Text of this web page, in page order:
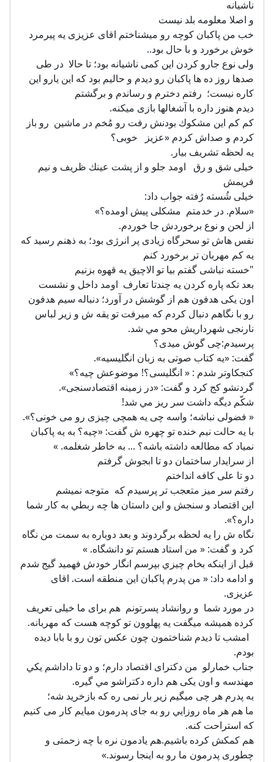
ناشیانه
و اصلا معلومه بلد نیست
خب من پاکبان کوچه رو میشناختم اقای عزیزی یه پیرمرد
خوش برخورد و با حال بود..
ولی نوع جارو كردن این كمى ناشيانه بود؛ تا حالا در طى
صدها روز ده ها پاكبان رو ديدم و حاليم بود كه اين يارو اين
كاره نيست؛ رفتم دخترم و رساندم و برگشتم
دیدم هنوز داره با آشغالها بازی میکنه.
كم كم اين مشكوك بودنش رفت رو مُخم در ماشین رو باز
كردم و صداش كردم «عزيز خوبى؟
يه لحظه تشريف بيار.
خيلى شق و رق اومد جلو و از پشت عينك ظريف و نيم
فريمش
خيلى شُسته رُفته جواب داد:
«سلام. در خدمتم مشكلى پيش اومده؟»
از لحن و نوع برخوردش جا خوردم.
نفس هاش تو سحرگاه زیادی پر انرژی بود؛ به ذهنم رسید که
یه کم مهربان تر برخورد کنم
"خسته نباشی گفتم بیا تو الاچیق یه قهوه بزنیم
بعد تكه پاره كردن يه چندتا تعارف اومد داخل و نشست
اون يكى هدفون هم از گوشش در آورد؛ دنباله سيم هدفون
رو با نگاهم دنبال كردم كه ميرفت تو يقه ش و زير لباس
نارنجى شهرداريش محو مي شد.
پرسيدم:چى گوش ميدى؟
گفت: «يه كتاب صوتى به زبان انگليسيه».
كنجكاوتر شدم : « انگليسى؟! موضوعش چيه؟»
گردنشو كج كرد و گفت: «در زمينه اقتصادسنجى».
شكّم ديگه داشت سر ريز مي شد!
« فضولى نباشه؛ واسه چى يه همچی چيزى رو مى خونى؟».
با يه حالت نيم خنده تو چهره ش گفت: «چيه؟ به يه پاكبان
نمياد كه مطالعه داشته باشه؟ ... به خاطر شغلمه. »
از سرایدار ساختمان دو تا ابجوش گرفتم
دو تا علی کافه انداختم
رفتم سر میز متعجب تر پرسیدم که متوجه نميشم
اين اقتصاد و سنجش و اين داستان ها چه ربطي به كار شما
داره؟».
نگاه ش را يه لحظه برگردوند و بعد دوباره به سمت من نگاه
كرد و گفت‏: « من استاد هستم تو دانشگاه. »
قبل از اينكه بخام چيزي بپرسم انگار خودش فهميد گيج شدم
و ادامه داد: « من پدرم پاكبان اين منطقه است. اقاى
عزيزى.
در مورد شما و روانشاد پسرتونم هم براى ما خيلى تعريف
كرده همیشه میگفت یه پهلوون تو کوچه هست که مهربانه.
امشب تا دیدم شناختمون ‏چون عکس تون رو با بابا دیده
بودم.
جناب خمارلو من دكتراى اقتصاد دارم؛ و دو تا داداشم يكي
مهندسه و اون يكى هم داره دكتراشو مي گيره.
به پدرم هر چى ميگيم زير بار نمى ره که بازخريد شه؛
ما هم هر ماه روزايي رو به جاى پدرمون ميايم كار مى كنيم
كه استراحت كنه.
هم كمكش كرده باشيم.هم يادمون نره با چه زحمتى و
چطورى پدرمون ما رو به اينجا رسوند.»